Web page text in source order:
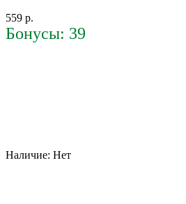
559 р.
Бонусы: 39
Наличие: Нет